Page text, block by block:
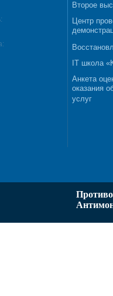
Второе
Центр
IT школа
Анкета
оказания
услуг